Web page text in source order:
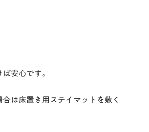
安心です。
は床置き用ステイマットを敷く